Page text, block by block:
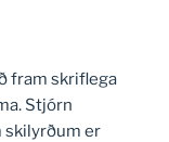
fram skriflega
Stjórn
skilyrðum er